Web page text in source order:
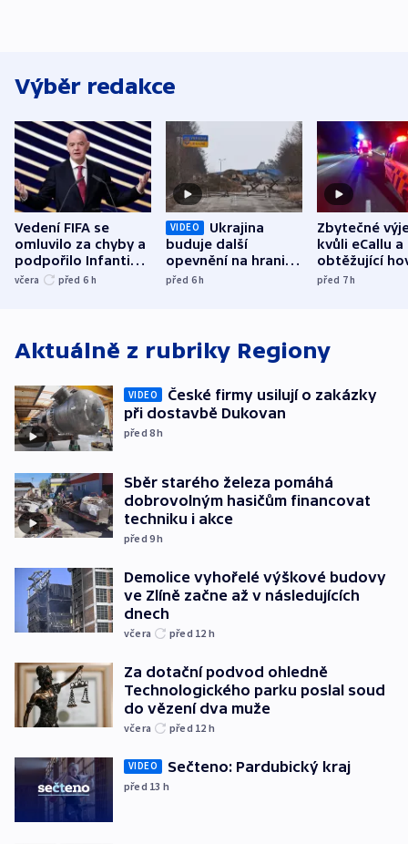
Výběr redakce
Vedení FIFA se
omluvilo za chyby a
podpořilo Infantina.
UEFA trvá na
včera před 6 h
VIDEO
Ukrajina
buduje další
opevnění na hranici
s Běloruskem
před 6h
Zbytečné
kvůli eCallu a
obtěžující
zdržují
před 7h
Aktuálně z rubriky Regiony
VIDEO
České firmy usilují o zakázky
při dostavbě Dukovan
před 8h
Sběr starého železa pomáhá
dobrovolným hasičům financovat
techniku i akce
před 9h
Demolice vyhořelé výškové budovy
ve Zlíně začne až v následujících
dnech
včera před 12 h
Za dotační podvod ohledně
Technologického parku poslal soud
do vězení dva muže
včera před 12 h
VIDEO Sečteno: Pardubický kraj
před 13 h